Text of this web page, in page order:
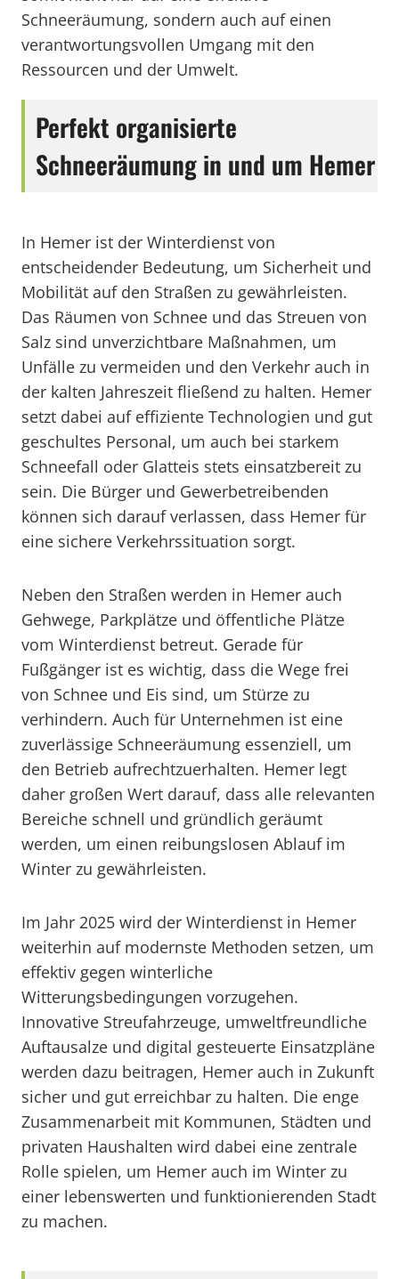
Schneeräumung, sondern auch auf einen
verantwortungsvollen Umgang mit den
Ressourcen und der Umwelt.
Perfekt organisierte
Schneeräumung in und um Hemer
In Hemer ist der Winterdienst von
entscheidender Bedeutung, um Sicherheit und
Mobilität auf den Straßen zu gewährleisten.
Das Räumen von Schnee und das Streuen von
Salz sind unverzichtbare Maßnahmen, um
Unfälle zu vermeiden und den Verkehr auch in
der kalten Jahreszeit fließend zu halten. Hemer
setzt dabei auf effiziente Technologien und gut
geschultes Personal, um auch bei starkem
Schneefall oder Glatteis stets einsatzbereit zu
sein. Die Bürger und Gewerbetreibenden
können sich darauf verlassen, dass Hemer für
eine sichere Verkehrssituation sorgt.
Neben den Straßen werden in Hemer auch
Gehwege, Parkplätze und öffentliche Plätze
vom Winterdienst betreut. Gerade für
Fußgänger ist es wichtig, dass die Wege frei
von Schnee und Eis sind, um Stürze zu
verhindern. Auch für Unternehmen ist eine
zuverlässige Schneeräumung essenziell, um
den Betrieb aufrechtzuerhalten. Hemer legt
daher großen Wert darauf, dass alle relevanten
Bereiche schnell und gründlich geräumt
werden, um einen reibungslosen Ablauf im
Winter zu gewährleisten.
Im Jahr 2025 wird der Winterdienst in Hemer
weiterhin auf modernste Methoden setzen, um
effektiv gegen winterliche
Witterungsbedingungen vorzugehen.
Innovative Streufahrzeuge, umweltfreundliche
Auftausalze und digital gesteuerte Einsatzpläne
werden dazu beitragen, Hemer auch in Zukunft
sicher und gut erreichbar zu halten. Die enge
Zusammenarbeit mit Kommunen, Städten und
privaten Haushalten wird dabei eine zentrale
Rolle spielen, um Hemer auch im Winter zu
einer lebenswerten und funktionierenden Stadt
zu machen.